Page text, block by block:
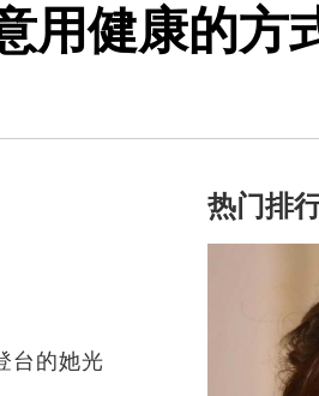
用健康的方
台的她光
热门排